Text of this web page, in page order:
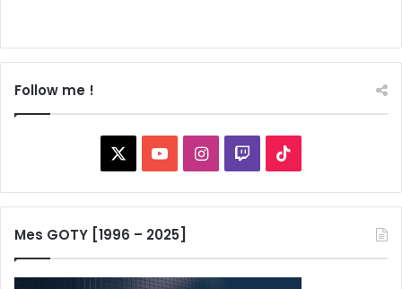
Follow me !
YouTubeInstagram
Twitch
Mes GOTY [1996 – 2025]